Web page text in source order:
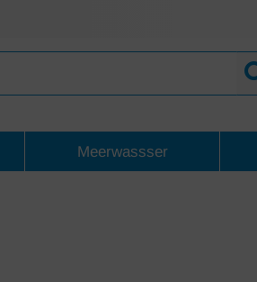
Meerwassser